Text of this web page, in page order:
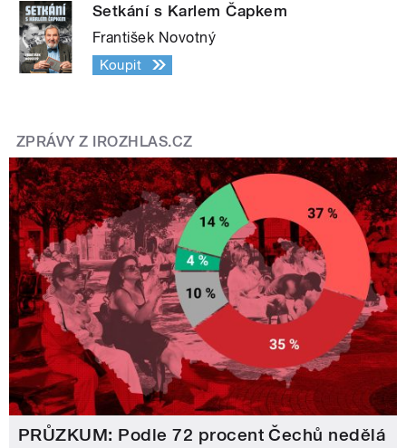
Setkání s Karlem Čapkem
František Novotný
Koupit
ZPRÁVY Z IROZHLAS.CZ
PRŮZKUM: Podle 72 procent Čechů nedělá